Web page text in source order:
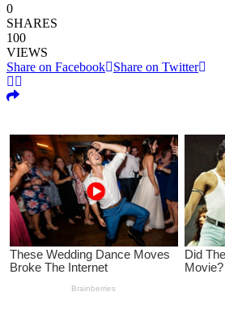
0
SHARES
100
VIEWS
Share on Facebook
Share on Twitter